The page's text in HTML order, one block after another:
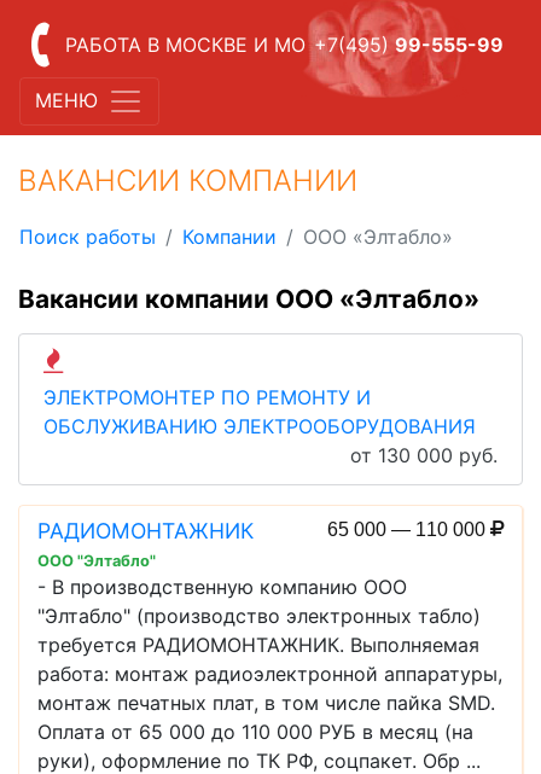
РАБОТА В МОСКВЕ И МО +7(495) 99-555-99
МЕНЮ
ВАКАНСИИ КОМПАНИИ
Поиск работы Компании ООО «Элтабло»
Вакансии компании ООО «Элтабло»
ЭЛЕКТРОМОНТЕР ПО РЕМОНТУ И
ОБСЛУЖИВАНИЮ ЭЛЕКТРООБОРУДОВАНИЯ
от 130 000 руб.
РАДИОМОНТАЖНИК 65 000 — 110 000
ООО "Элтабло"
- В производственную компанию ООО
"Элтабло" (производство электронных табло)
требуется РАДИОМОНТАЖНИК. Выполняемая
работа: монтаж радиоэлектронной аппаратуры,
монтаж печатных плат, в том числе пайка SMD.
Оплата от 65 000 до 110 000 РУБ в месяц (на
руки), оформление по ТК РФ, соцпакет. Обр ...